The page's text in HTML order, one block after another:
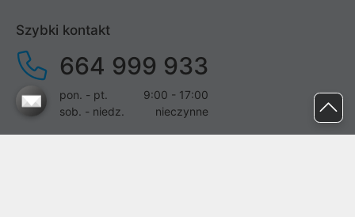
Szybki kontakt
664 999 933
pon. - pt.
9:00 - 17:00
sob. - niedz.
nieczynne